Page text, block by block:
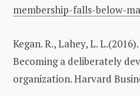
membership-falls-below-
Kegan. R., Lahey, L.
Becoming a deliberately
organization. Harvard